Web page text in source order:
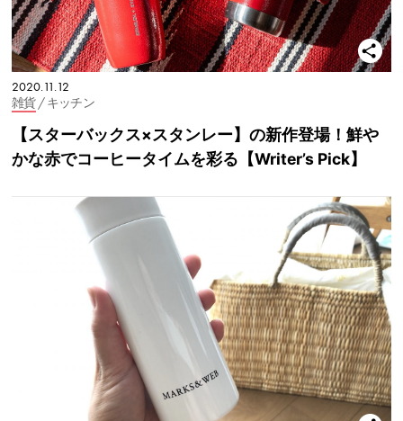
2020.11.12
雑貨/ キッチン
【スターバックス×スタンレー】の新作登場！鮮や
かな赤でコーヒータイムを彩る【Writer’s Pick】